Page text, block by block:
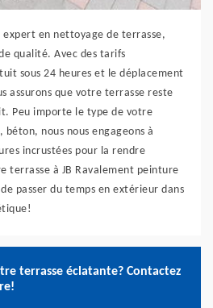
en nettoyage de terrasse,
qualité. Avec des tarifs
sous 24 heures et le déplacement
assurons que votre terrasse reste
Peu importe le type de votre
nous nous engageons à
incrustées pour la rendre
terrasse à JB Ravalement peinture
passer du temps en extérieur dans
terrasse éclatante? Contactez